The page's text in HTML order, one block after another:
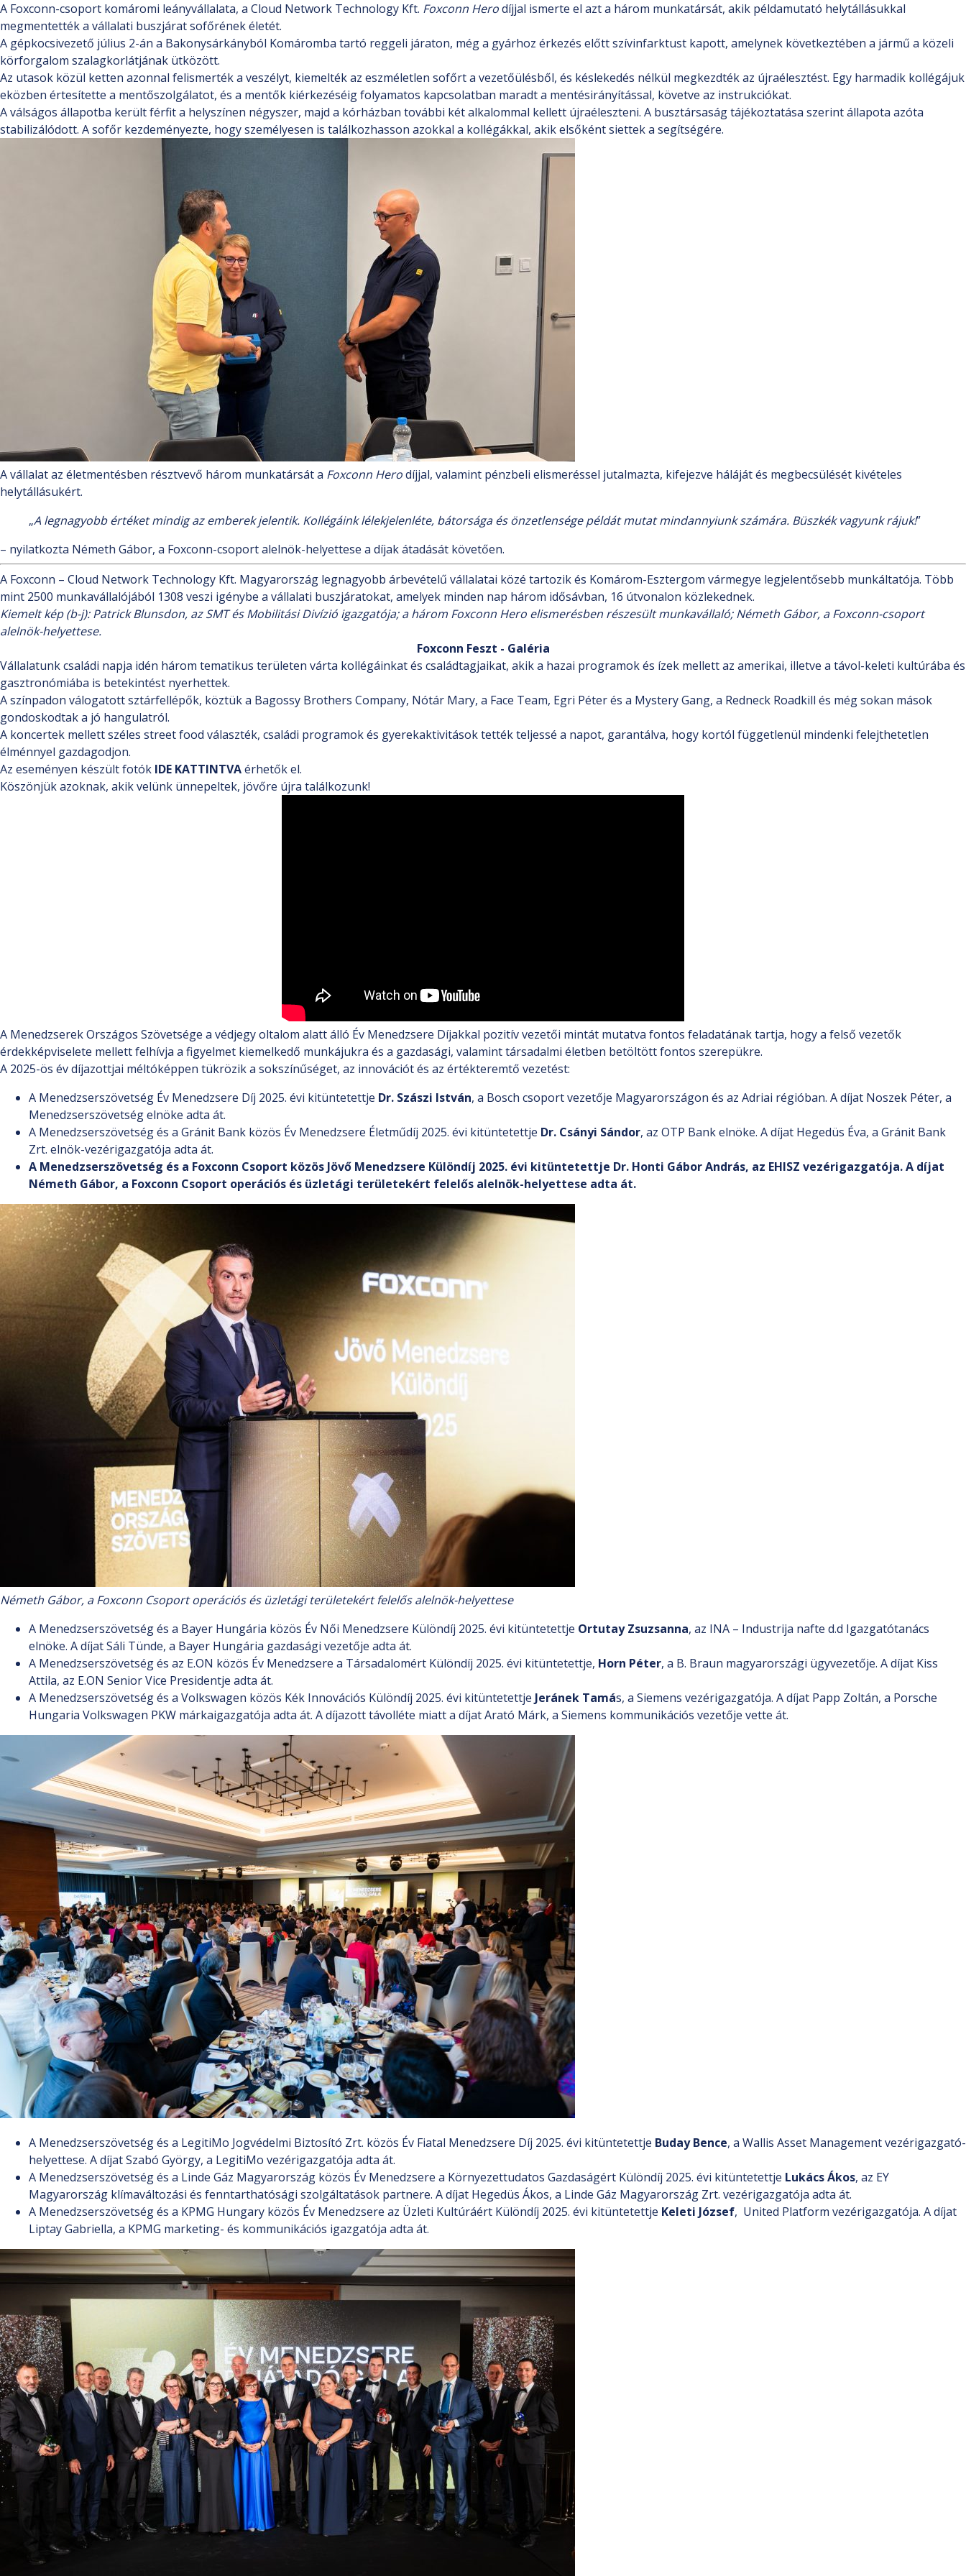
A Foxconn-csoport komáromi leányvállalata, a Cloud Network Technology Kft. Foxconn Herodíjjal ismerte el azt a három munkatársát, akik példamutató helytállásukkal
megmentették a vállalati buszjárat sofőrének életét.
A gépkocsivezető július 2-án a Bakonysárkányból Komáromba tartó reggeli járaton, még a gyárhoz érkezés előtt szívinfarktust kapott, amelynek következtében a jármű a közeli
körforgalom szalagkorlátjának ütközött.
Az utasok közül ketten azonnal felismerték a veszélyt, kiemelték az eszméletlen sofőrt a vezetőülésből, és késlekedés nélkül megkezdték az újraélesztést. Egy harmadik kollégájuk
eközben értesítette a mentőszolgálatot, és a mentők kiérkezéséig folyamatos kapcsolatban maradt a mentésirányítással, követve az instrukciókat.
A válságos állapotba került férfit a helyszínen négyszer, majd a kórházban további két alkalommal kellett újraéleszteni. A busztársaság tájékoztatása szerint állapota azóta
stabilizálódott. A sofőr kezdeményezte, hogy személyesen is találkozhasson azokkal a kollégákkal, akik elsőként siettek a segítségére.
A vállalat az életmentésben résztvevő három munkatársát a Foxconn Herodíjjal, valamint pénzbeli elismeréssel jutalmazta, kifejezve háláját és megbecsülését kivételes
helytállásukért.
„A legnagyobb értéket mindig az emberek jelentik. Kollégáink lélekjelenléte, bátorsága és önzetlensége példát mutat mindannyiunk számára. Büszkék vagyunk rájuk!”
– nyilatkozta Németh Gábor, a Foxconn-csoport alelnök-helyettese a díjak átadását követően.
A Foxconn – Cloud Network Technology Kft. Magyarország legnagyobb árbevételű vállalatai közé tartozik és Komárom-Esztergom vármegye legjelentősebb munkáltatója. Több
mint 2500 munkavállalójából 1308 veszi igénybe a vállalati buszjáratokat, amelyek minden nap három idősávban, 16 útvonalon közlekednek.
Kiemelt kép (b-j): Patrick Blunsdon, az SMT és Mobilitási Divízió igazgatója; a három Foxconn Hero elismerésben részesült munkavállaló; Németh Gábor, a Foxconn-csoport
alelnök-helyettese.
Foxconn Feszt - Galéria
Vállalatunk családi napja idén három tematikus területen várta kollégáinkat és családtagjaikat, akik a hazai programok és ízek mellett az amerikai, illetve a távol-keleti kultúrába és
gasztronómiába is betekintést nyerhettek.
A színpadon válogatott sztárfellépők, köztük a Bagossy Brothers Company, Nótár Mary, a Face Team, Egri Péter és a Mystery Gang, a Redneck Roadkill és még sokan mások
gondoskodtak a jó hangulatról.
A koncertek mellett széles street food választék, családi programok és gyerekaktivitások tették teljessé a napot, garantálva, hogy kortól függetlenül mindenki felejthetetlen
élménnyel gazdagodjon.
Az eseményen készült fotók IDE KATTINTVAérhetők el.
Köszönjük azoknak, akik velünk ünnepeltek, jövőre újra találkozunk!
A Menedzserek Országos Szövetsége a védjegy oltalom alatt álló Év Menedzsere Díjakkal pozitív vezetői mintát mutatva fontos feladatának tartja, hogy a felső vezetők
érdekképviselete mellett felhívja a figyelmet kiemelkedő munkájukra és a gazdasági, valamint társadalmi életben betöltött fontos szerepükre.
A 2025-ös év díjazottjai méltóképpen tükrözik a sokszínűséget, az innovációt és az értékteremtő vezetést:
A Menedzserszövetség Év Menedzsere Díj 2025. évi kitüntetettje Dr. Szászi István, a Bosch csoport vezetője Magyarországon és az Adriai régióban. A díjat Noszek Péter, a
Menedzserszövetség elnöke adta át.
A Menedzserszövetség és a Gránit Bank közös Év Menedzsere Életműdíj 2025. évi kitüntetettje Dr. Csányi Sándor, az OTP Bank elnöke. A díjat Hegedüs Éva, a Gránit Bank
Zrt. elnök-vezérigazgatója adta át.
A Menedzserszövetség és a Foxconn Csoport közös Jövő Menedzsere Különdíj 2025. évi kitüntetettje Dr. Honti Gábor András, az EHISZ vezérigazgatója. A díjat
Németh Gábor, a Foxconn Csoport operációs és üzletági területekért felelős alelnök-helyettese adta át.
Németh Gábor, a Foxconn Csoport operációs és üzletági területekért felelős alelnök-helyettese
A Menedzserszövetség és a Bayer Hungária közös Év Női Menedzsere Különdíj 2025. évi kitüntetettje Ortutay Zsuzsanna, az INA – Industrija nafte d.d Igazgatótanács
elnöke. A díjat Sáli Tünde, a Bayer Hungária gazdasági vezetője adta át.
A Menedzserszövetség és az E.ON közös Év Menedzsere a Társadalomért Különdíj 2025. évi kitüntetettje, Horn Péter, a B. Braun magyarországi ügyvezetője. A díjat Kiss
Attila, az E.ON Senior Vice Presidentje adta át.
A Menedzserszövetség és a Volkswagen közös Kék Innovációs Különdíj 2025. évi kitüntetettje Jeránek Tamás, a Siemens vezérigazgatója. A díjat Papp Zoltán, a Porsche
Hungaria Volkswagen PKW márkaigazgatója adta át. A díjazott távolléte miatt a díjat Arató Márk, a Siemens kommunikációs vezetője vette át.
A Menedzserszövetség és a LegitiMo Jogvédelmi Biztosító Zrt. közös Év Fiatal Menedzsere Díj 2025. évi kitüntetettje Buday Bence, a Wallis Asset Management vezérigazgató-
helyettese. A díjat Szabó György, a LegitiMo vezérigazgatója adta át.
A Menedzserszövetség és a Linde Gáz Magyarország közös Év Menedzsere a Környezettudatos Gazdaságért Különdíj 2025. évi kitüntetettje Lukács Ákos, az EY
Magyarország klímaváltozási és fenntarthatósági szolgáltatások partnere. A díjat Hegedüs Ákos, a Linde Gáz Magyarország Zrt. vezérigazgatója adta át.
A Menedzserszövetség és a KPMG Hungary közös Év Menedzsere az Üzleti Kultúráért Különdíj 2025. évi kitüntetettje Keleti József, United Platform vezérigazgatója. A díjat
Liptay Gabriella, a KPMG marketing- és kommunikációs igazgatója adta át.